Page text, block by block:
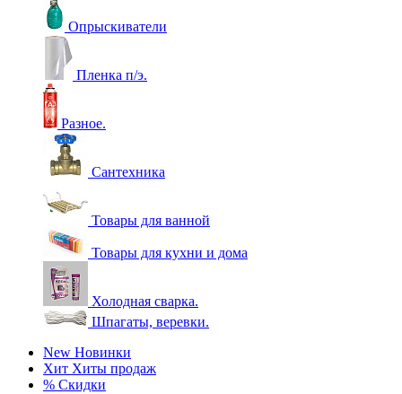
Опрыскиватели
Пленка п/э.
Разное.
Сантехника
Товары для ванной
Товары для кухни и дома
Холодная сварка.
Шпагаты, веревки.
New Новинки
Хит Хиты продаж
% Скидки